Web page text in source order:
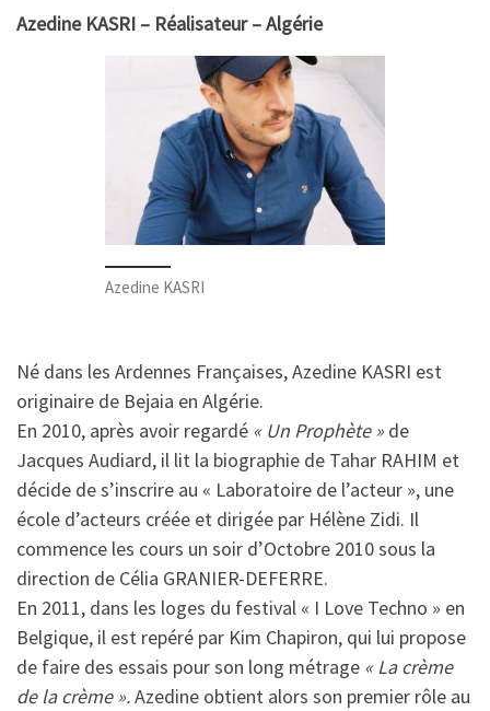
Azedine KASRI – Réalisateur – Algérie
Azedine KASRI
Né dans les Ardennes Françaises, Azedine KASRI est
originaire de Bejaia en Algérie.
En 2010, après avoir regardé « Un Prophète » de
Jacques Audiard, il lit la biographie de Tahar RAHIM et
décide de s’inscrire au « Laboratoire de l’acteur », une
école d’acteurs créée et dirigée par Hélène Zidi. Il
commence les cours un soir d’Octobre 2010 sous la
direction de Célia GRANIER-DEFERRE.
En 2011, dans les loges du festival « I Love Techno » en
Belgique, il est repéré par Kim Chapiron, qui lui propose
de faire des essais pour son long métrage « La crème
de la crème ».Azedine obtient alors son premier rôle au